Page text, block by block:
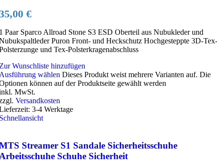
€
Paar Sparco Allroad Stone S3 ESD Oberteil aus Nubukleder und
Puron Front- und Heckschutz Hochgesteppte 3D-Tex-
und Tex-Polsterkragenabschluss
Wunschliste hinzufügen
wählen Dieses Produkt weist mehrere Varianten auf. Die
können auf der Produktseite gewählt werden
MwSt.
Versandkosten
3-4 Werktage
Streamer S1 Sandale Sicherheitsschuhe
Schuhe Sicherheit